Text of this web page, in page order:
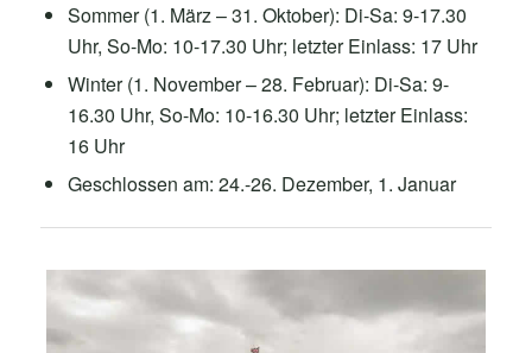
Sommer (1. März – 31. Oktober): Di-Sa: 9-17.30
Uhr, So-Mo: 10-17.30 Uhr; letzter Einlass: 17 Uhr
Winter (1. November – 28. Februar): Di-Sa: 9-
16.30 Uhr, So-Mo: 10-16.30 Uhr; letzter Einlass:
16 Uhr
Geschlossen am: 24.-26. Dezember, 1. Januar